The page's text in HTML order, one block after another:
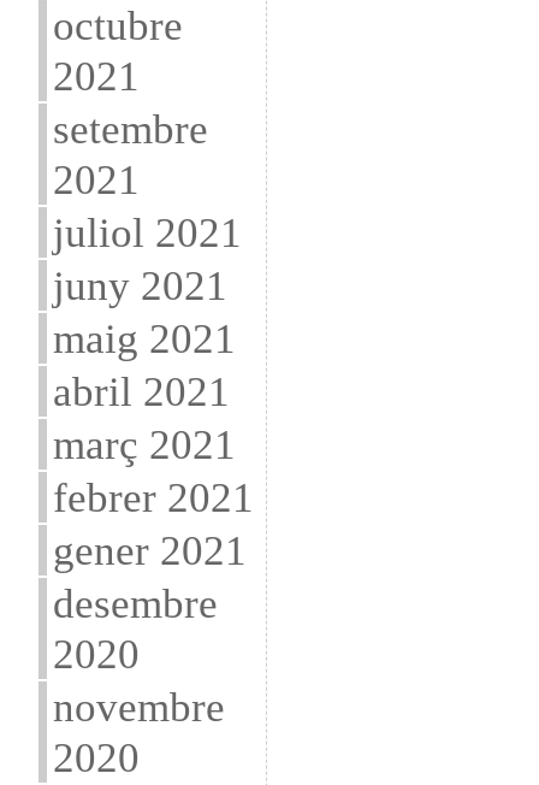
octubre
2021
setembre
2021
juliol 2021
juny 2021
maig 2021
abril 2021
març 2021
febrer 2021
gener 2021
desembre
2020
novembre
2020